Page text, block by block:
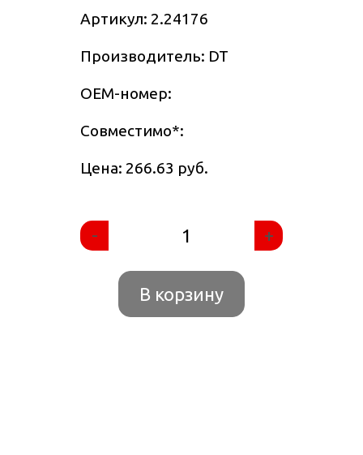
Артикул: 2.24176
Производитель: DT
OEM-номер:
Совместимо*:
Цена: 266.63 руб.
- +
В корзину